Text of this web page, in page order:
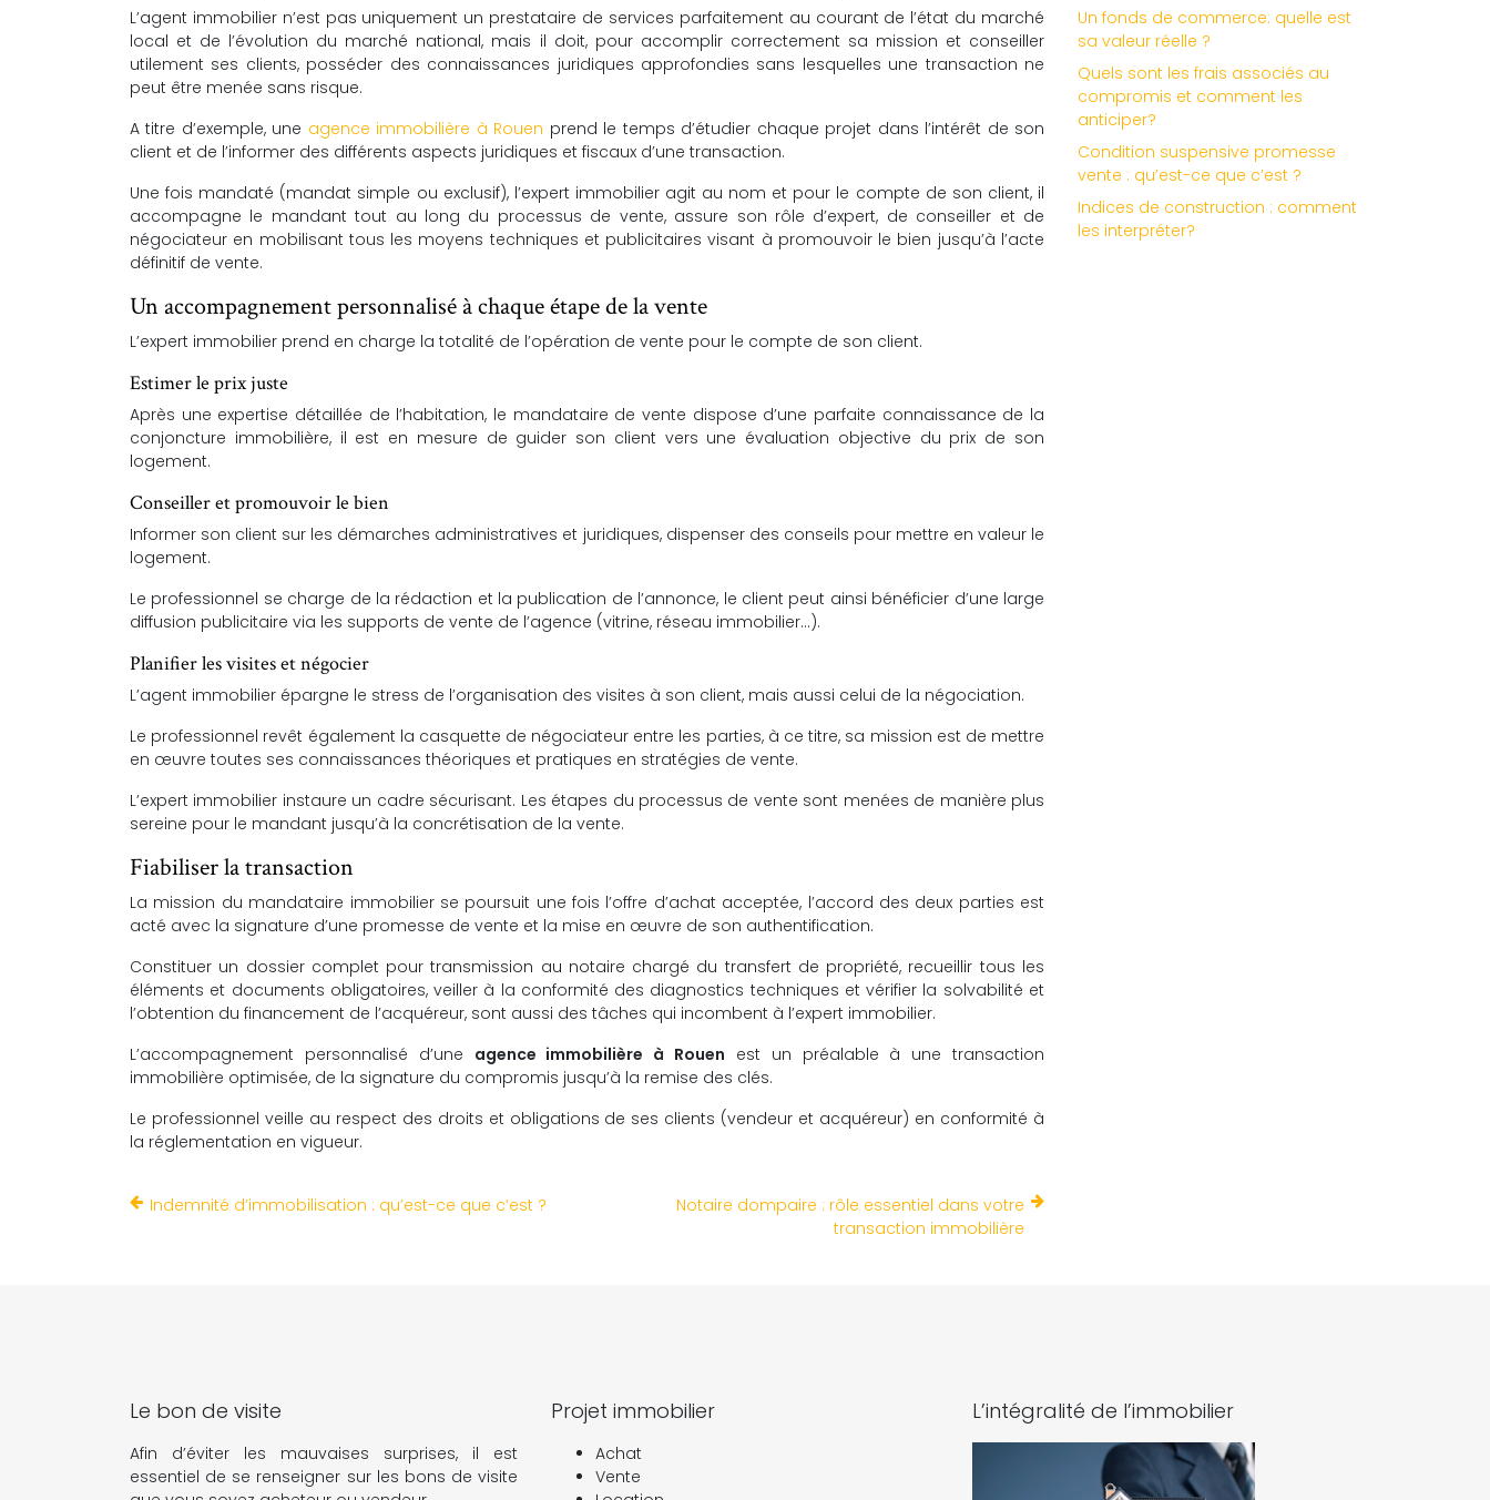
L’agent immobilier n’est pas uniquement un prestataire de services parfaitement au courant de l’état du marché
local et de l’évolution du marché national, mais il doit, pour accomplir correctement sa mission et conseiller
utilement ses clients, posséder des connaissances juridiques approfondies sans lesquelles une transaction ne
peut être menée sans risque.
A titre d’exemple, une agence immobilière à Rouen prend le temps d’étudier chaque projet dans l’intérêt de son
client et de l’informer des différents aspects juridiques et fiscaux d’une transaction.
Une fois mandaté (mandat simple ou exclusif), l’expert immobilier agit au nom et pour le compte de son client, il
accompagne le mandant tout au long du processus de vente, assure son rôle d’expert, de conseiller et de
négociateur en mobilisant tous les moyens techniques et publicitaires visant à promouvoir le bien jusqu’à l’acte
définitif de vente.
Un accompagnement personnalisé à chaque étape de la vente
L’expert immobilier prend en charge la totalité de l’opération de vente pour le compte de son client.
Estimer le prix juste
Après une expertise détaillée de l’habitation, le mandataire de vente dispose d’une parfaite connaissance de la
conjoncture immobilière, il est en mesure de guider son client vers une évaluation objective du prix de son
logement.
Conseiller et promouvoir le bien
Informer son client sur les démarches administratives et juridiques, dispenser des conseils pour mettre en valeur le
logement.
Le professionnel se charge de la rédaction et la publication de l’annonce, le client peut ainsi bénéficier d’une large
diffusion publicitaire via les supports de vente de l’agence (vitrine, réseau immobilier…).
Planifier les visites et négocier
L’agent immobilier épargne le stress de l’organisation des visites à son client, mais aussi celui de la négociation.
Le professionnel revêt également la casquette de négociateur entre les parties, à ce titre, sa mission est de mettre
en œuvre toutes ses connaissances théoriques et pratiques en stratégies de vente.
L’expert immobilier instaure un cadre sécurisant. Les étapes du processus de vente sont menées de manière plus
sereine pour le mandant jusqu’à la concrétisation de la vente.
Fiabiliser la transaction
La mission du mandataire immobilier se poursuit une fois l’offre d’achat acceptée, l’accord des deux parties est
acté avec la signature d’une promesse de vente et la mise en œuvre de son authentification.
Constituer un dossier complet pour transmission au notaire chargé du transfert de propriété, recueillir tous les
éléments et documents obligatoires, veiller à la conformité des diagnostics techniques et vérifier la solvabilité et
l’obtention du financement de l’acquéreur, sont aussi des tâches qui incombent à l’expert immobilier.
L’accompagnement personnalisé d’une agence immobilière à Rouen est un préalable à une transaction
immobilière optimisée, de la signature du compromis jusqu’à la remise des clés.
Le professionnel veille au respect des droits et obligations de ses clients (vendeur et acquéreur) en conformité à
la réglementation en vigueur.
Indemnité d’immobilisation : qu’est-ce que c’est ?
Notaire dompaire : rôle essentiel dans votre
transaction immobilière
Un fonds de commerce: quelle est
sa valeur réelle ?
Quels sont les frais associés au
compromis et comment les
anticiper?
Condition suspensive promesse
vente : qu’est-ce que c’est ?
Indices de construction : comment
les interpréter?
Le bon de visite
Afin d’éviter les mauvaises surprises, il est
essentiel de se renseigner sur les bons de visite
Projet immobilier
Achat
Vente
L’intégralité de l’immobilier